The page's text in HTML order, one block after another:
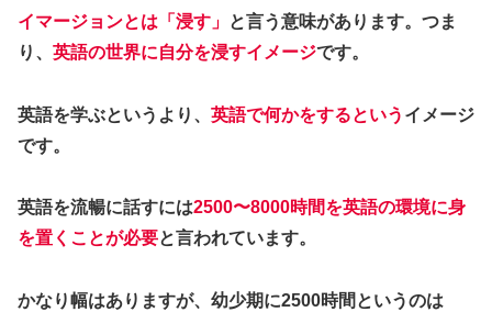
イマージョンとは「浸す」 と言う意味があります。つま
り、 英語の世界に自分を浸すイメージです。
英語を学ぶというより、 英語で何かをするという イメージ
です。
英語を流暢に話すには2500〜8000時間を英語の環境に身
を置くことが必要と言われています。
かなり幅はありますが、幼少期に2500時間というのは